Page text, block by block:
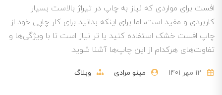
افست برای مواردی که نیاز به چاپ در تیراژ بالاست بسیار
کاربردی و مفید است، اما برای اینکه بدانید برای کار چاپی خود از
چاپ افست خشک استفاده کنید یا تر نیاز است تا با ویژگی‌ها و
تفاوت‌های هرکدام از این چاپ‌ها آشنا شوید.
مینو مرادی وبلاگ